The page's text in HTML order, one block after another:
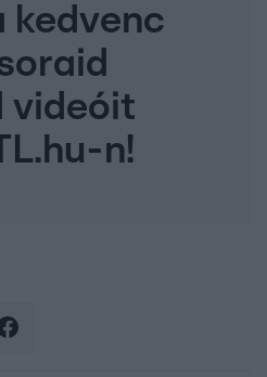
kedvenc
videóit
n!